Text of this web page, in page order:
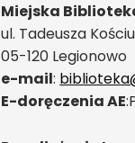
Miejska
ul. Tadeusza
05-120 Legionowo
e-mail:
E-doręczenia AE